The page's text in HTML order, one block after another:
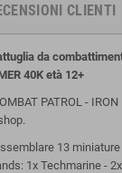
CLIENTI
da
40K età 12+
PATROL -
13
1x Techmarine -